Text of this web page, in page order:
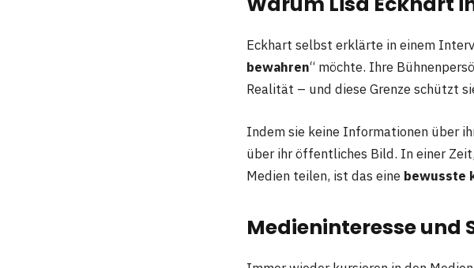
Eckhart selbst erklärte in einem
bewahren“ möchte. Ihre
Realität – und diese Grenze schützt
Indem sie keine Informationen über
über ihr öffentliches Bild. In einer
Medien teilen, ist das eine bewusste
Medieninteresse und